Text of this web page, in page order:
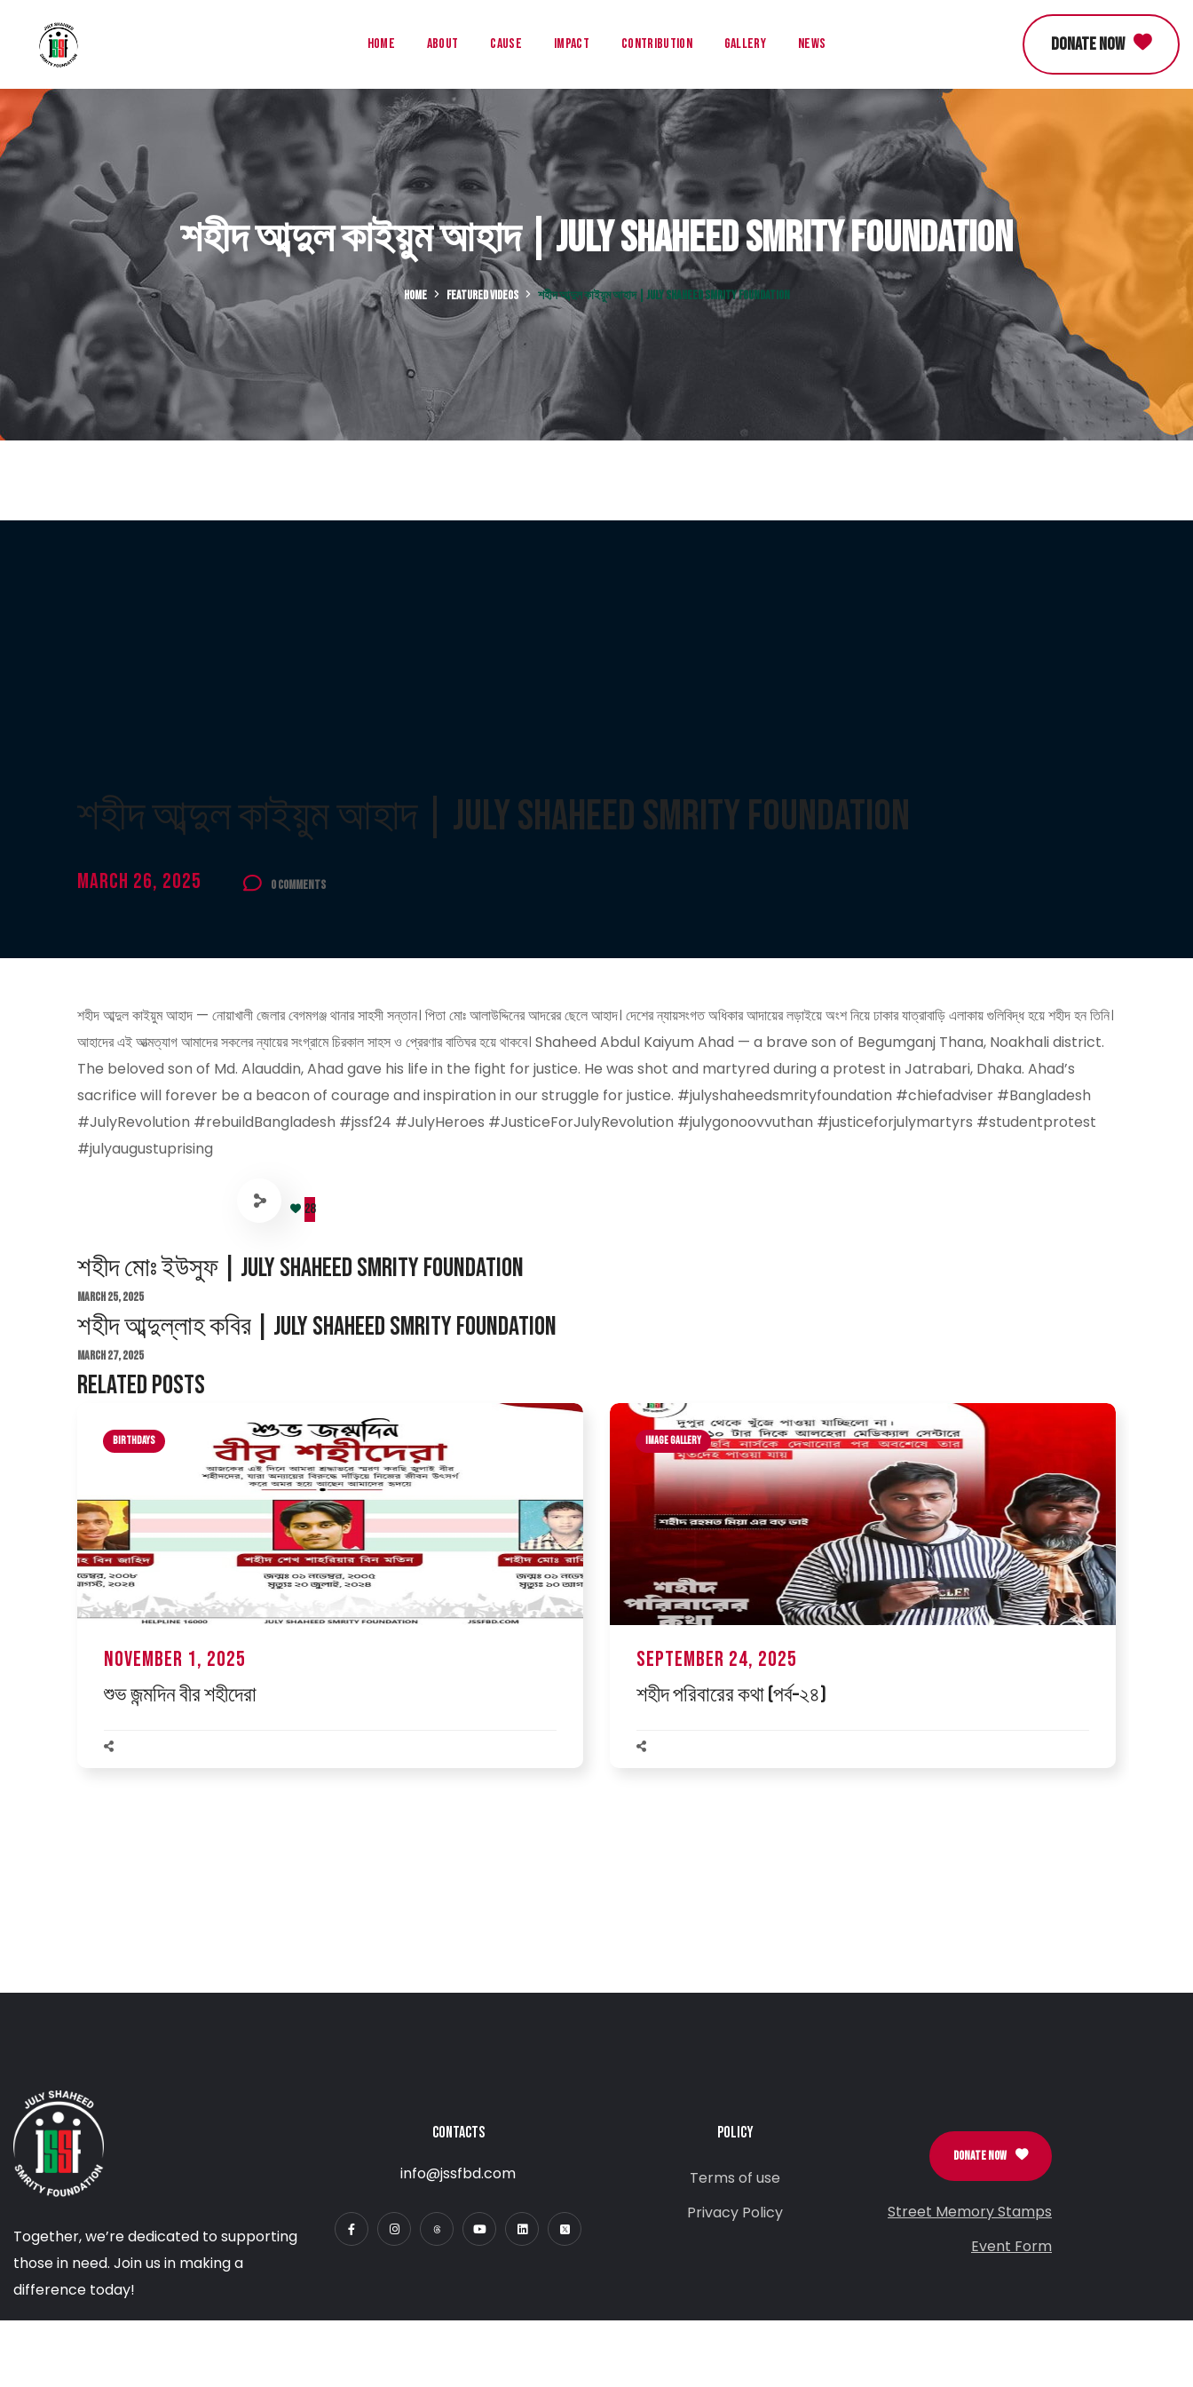
Home About Cause Impact Contribution Gallery News DONATE NOW
শহীদ আব্দুল কাইয়ুম আহাদ | July Shaheed Smrity Foundation
HOME FEATURED VIDEOS শহীদ আব্দুল কাইয়ুম আহাদ | JULY SHAHEED SMRITY FOUNDATION
শহীদ আব্দুল কাইয়ুম আহাদ | July Shaheed Smrity Foundation
March 26, 2025 0 Comments
শহীদ আব্দুল কাইয়ুম আহাদ — নোয়াখালী জেলার বেগমগঞ্জ থানার সাহসী সন্তান। পিতা মোঃ আলাউদ্দিনের আদরের ছেলে আহাদ। দেশের ন্যায়সংগত অধিকার আদায়ের লড়াইয়ে অংশ নিয়ে ঢাকার যাত্রাবাড়ি এলাকায় গুলিবিদ্ধ হয়ে শহীদ হন তিনি।
আহাদের এই আত্মত্যাগ আমাদের সকলের ন্যায়ের সংগ্রামে চিরকাল সাহস ও প্রেরণার বাতিঘর হয়ে থাকবে। Shaheed Abdul Kaiyum Ahad — a brave son of Begumganj Thana, Noakhali district.
The beloved son of Md. Alauddin, Ahad gave his life in the fight for justice. He was shot and martyred during a protest in Jatrabari, Dhaka. Ahad’s
sacrifice will forever be a beacon of courage and inspiration in our struggle for justice. #julyshaheedsmrityfoundation #chiefadviser #Bangladesh
#JulyRevolution #rebuildBangladesh #jssf24 #JulyHeroes #JusticeForJulyRevolution #julygonoovvuthan #justiceforjulymartyrs #studentprotest
#julyaugustuprising
28
শহীদ মোঃ ইউসুফ | July Shaheed Smrity Foundation
March 25, 2025
শহীদ আব্দুল্লাহ কবির | July Shaheed Smrity Foundation
March 27, 2025
Related Posts
Birthdays
November 1, 2025
শুভ জন্মদিন বীর শহীদেরা
Image Gallery
September 24, 2025
শহীদ পরিবারের কথা (পর্ব–২৪)
Together, we’re dedicated to supporting
those in need. Join us in making a
difference today!
CONTACTS
info@jssfbd.com
POLICY
Terms of use
Privacy Policy
DONATE NOW
Street Memory Stamps
Event Form